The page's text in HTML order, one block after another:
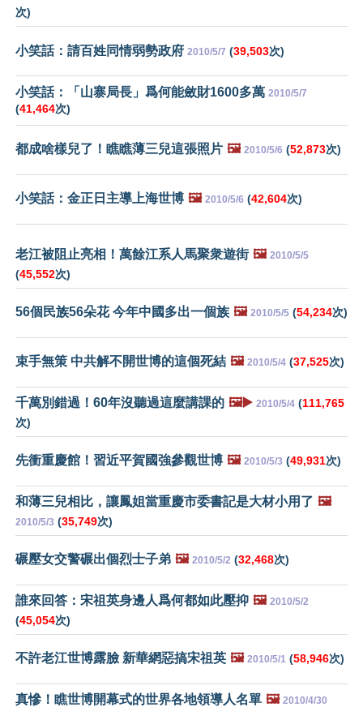
次)
小笑話：請百姓同情弱勢政府 2010/5/7 (39,503次)
小笑話：「山寨局長」爲何能斂財1600多萬 2010/5/7
(41,464次)
都成啥樣兒了！瞧瞧薄三兒這張照片 🖼️ 2010/5/6 (52,873次)
小笑話：金正日主導上海世博 🖼️ 2010/5/6 (42,604次)
老江被阻止亮相！萬餘江系人馬聚衆遊街 🖼️ 2010/5/5
(45,552次)
56個民族56朵花 今年中國多出一個族 🖼️ 2010/5/5 (54,234次)
束手無策 中共解不開世博的這個死結 🖼️ 2010/5/4 (37,525次)
千萬別錯過！60年沒聽過這麼講課的 🖼️▶️ 2010/5/4 (111,765
次)
先衝重慶館！習近平賀國強參觀世博 🖼️ 2010/5/3 (49,931次)
和薄三兒相比，讓鳳姐當重慶市委書記是大材小用了 🖼️
2010/5/3 (35,749次)
碾壓女交警碾出個烈士子弟 🖼️ 2010/5/2 (32,468次)
誰來回答：宋祖英身邊人爲何都如此壓抑 🖼️ 2010/5/2
(45,054次)
不許老江世博露臉 新華網惡搞宋祖英 🖼️ 2010/5/1 (58,946次)
真慘！瞧世博開幕式的世界各地領導人名單 🖼️ 2010/4/30